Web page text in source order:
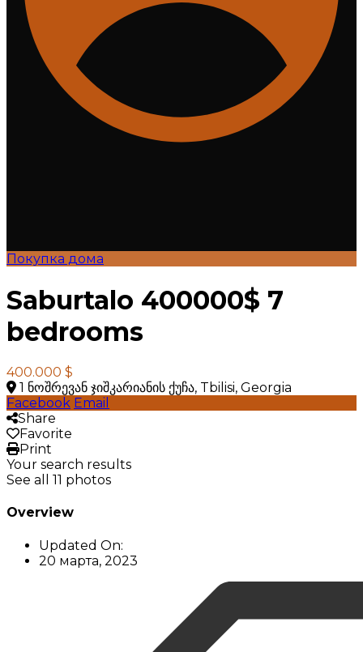
Покупка дома
Saburtalo 400000$ 7
bedrooms
400.000 $
1 ნოშრევან ჯიშკარიანის ქუჩა, Tbilisi, Georgia
Facebook Email
Share
Favorite
Print
Your search results
See all 11 photos
Overview
Updated On:
20 марта, 2023